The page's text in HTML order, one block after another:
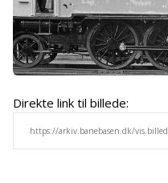
Direkte link til billede: